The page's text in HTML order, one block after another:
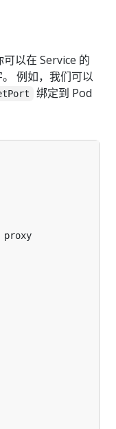
以在 Service 的
例如，我们可以
绑定到 Pod
proxy